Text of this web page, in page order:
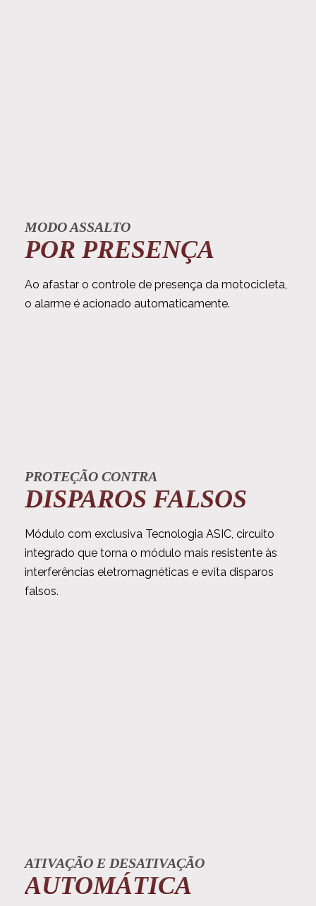
MODO ASSALTO
POR PRESENÇA
Ao afastar o controle de presença da motocicleta,
o alarme é acionado automaticamente.
PROTEÇÃO CONTRA
DISPAROS FALSOS
Módulo com exclusiva Tecnologia ASIC, circuito
integrado que torna o módulo mais resistente às
interferências eletromagnéticas e evita disparos
falsos.
ATIVAÇÃO E DESATIVAÇÃO
AUTOMÁTICA